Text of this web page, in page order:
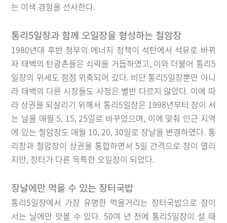
는 이색 경험을 선사한다.
통리5일장과 함께 오일장을 형성하는 철암장
1980년대 후반 정부의 에너지 정책이 석탄에서 석유로 바뀌
자 태백의 탄광촌들은 쇠락을 거듭하였고, 이와 더불어 통리5
일장의 위세도 점점 위축되어 갔다. 비단 통리5일장뿐만 아니
라 태백의 다른 시장들도 사정은 별반 다르지 않았다. 이에 따
라 상권을 되살리기 위해서 통리5일장은 1998년부터 장이 서
는 날을 매월 5, 15, 25일로 바꾸었으며, 이에 맞춰 인근 지역
에 있는 철암장도 매월 10, 20, 30일로 장날을 변경하였다. 통
리장과 철암장이 상권을 통합하면서 5일 간격으로 장이 열리
지만, 장터가 다른 독특한 오일장이 되었다.
장날에만 먹을 수 있는 장터국밥
통리5일장에서 가장 유명한 먹을거리는 장터국밥으로 장이
서는 날에만 맛볼 수 있다. 50여 년 전에 통리5일장이 설 때